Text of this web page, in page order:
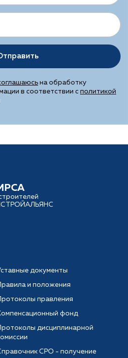
на обработку
в соответствии с политикой
документы
Правила и положения
Протоколы правления
фонд
Протоколы дисциплинарной
СРО - получение